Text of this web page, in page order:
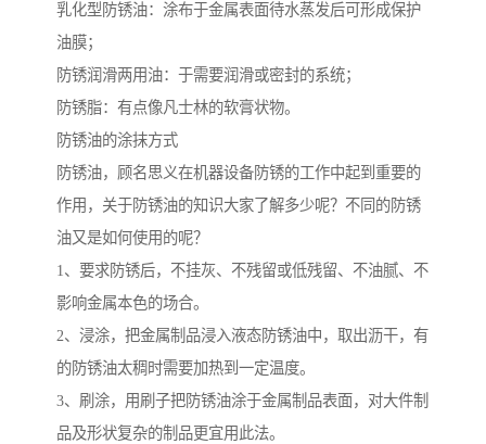
乳化型防锈油：涂布于金属表面待水蒸发后可形成保护
油膜；
防锈润滑两用油：于需要润滑或密封的系统；
防锈脂：有点像凡士林的软膏状物。
防锈油的涂抹方式
防锈油，顾名思义在机器设备防锈的工作中起到重要的
作用，关于防锈油的知识大家了解多少呢？不同的防锈
油又是如何使用的呢？
1、要求防锈后，不挂灰、不残留或低残留、不油腻、不
影响金属本色的场合。
2、浸涂，把金属制品浸入液态防锈油中，取出沥干，有
的防锈油太稠时需要加热到一定温度。
3、刷涂，用刷子把防锈油涂于金属制品表面，对大件制
品及形状复杂的制品更宜用此法。